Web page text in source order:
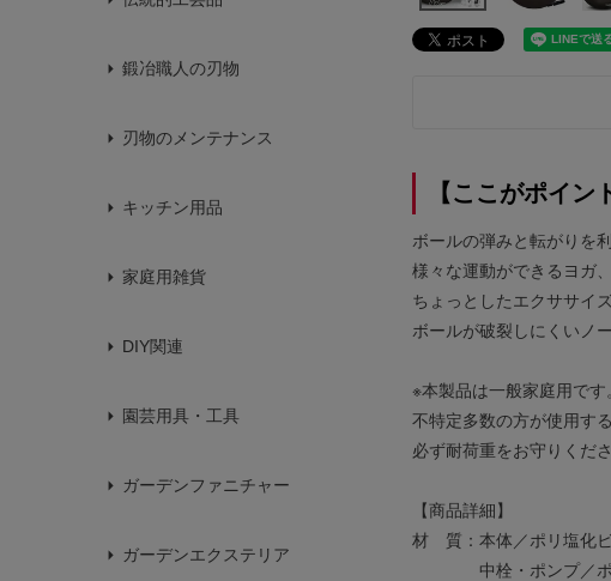
鍛冶職人の刃物
刃物のメンテナンス
キッチン用品
家庭用雑貨
DIY関連
園芸用具・工具
ガーデンファニチャー
ガーデンエクステリア
【ここがポイン
ボールの弾みと転がりを
様々な運動ができるヨガ
ちょっとしたエクササイ
ボールが破裂しにくいノ
※本製品は一般家庭用です
不特定多数の方が使用す
必ず耐荷重をお守りくださ
【商品詳細】
材 質：本体／ポリ塩化
中栓・ポンプ／ポ